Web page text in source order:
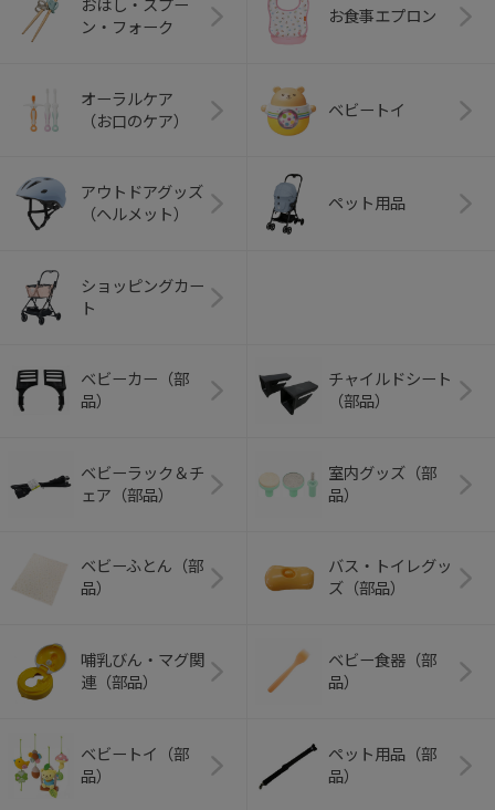
おはし・スプー
ン・フォーク
お食事エプロン
オーラルケア
（お口のケア）
ベビートイ
アウトドアグッズ
（ヘルメット）
ペット用品
ショッピングカー
ト
ベビーカー（部
品）
チャイルドシート
（部品）
ベビーラック＆チ
ェア（部品）
室内グッズ（部
品）
ベビーふとん（部
品）
バス・トイレグッ
ズ（部品）
哺乳びん・マグ関
連（部品）
ベビー食器（部
品）
ベビートイ（部
品）
ペット用品（部
品）